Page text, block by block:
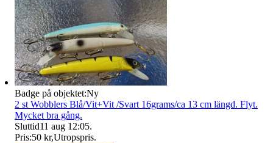
Badge på objektet:Ny
2 st Wobblers Blå/Vit+Vit /Svart 16grams/ca 13 cm längd. Flyt.
Mycket bra gång.
Sluttid11 aug 12:05.
Pris:50 kr,Utropspris.